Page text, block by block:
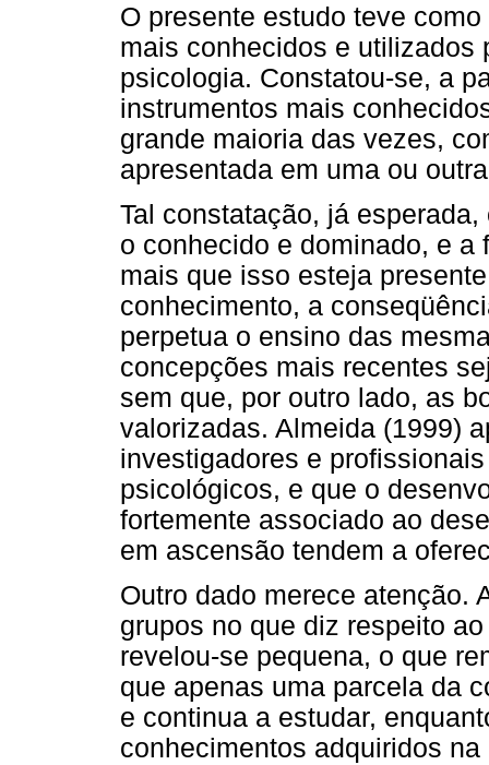
O presente estudo teve
mais conhecidos e utilizados
psicologia. Constatou-se, a
instrumentos mais
grande maioria das vezes,
apresentada em uma ou
Tal constatação, já
o conhecido e dominado, e a
mais que isso esteja
conhecimento, a
perpetua o ensino das
concepções mais recentes
sem que, por outro lado, as
valorizadas. Almeida (1999)
investigadores e
psicológicos, e que o
fortemente associado ao
em ascensão tendem a
Outro dado merece atenção.
grupos no que diz respeito
revelou-se pequena, o que
que apenas uma parcela da
e continua a estudar,
conhecimentos adquiridos na